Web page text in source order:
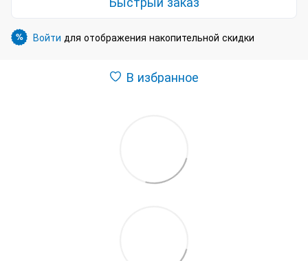
% Войти для отображения накопительной скидки
В избранное